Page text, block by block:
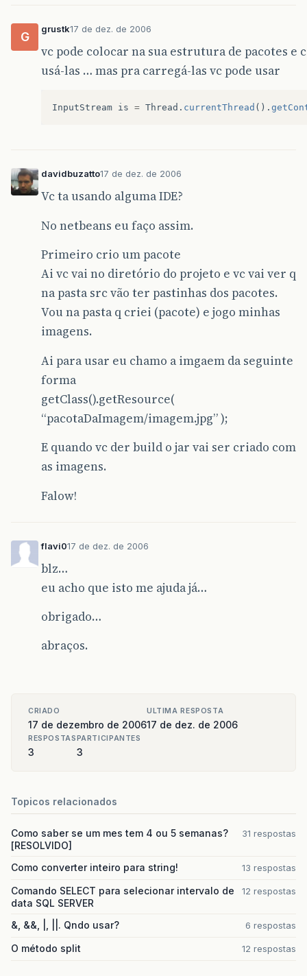
G
grustk17 de dez. de 2006
vc pode colocar na sua estrutura de pacotes e
usá-las … mas pra carregá-las vc pode usar
InputStream is = Thread . currentThread ().
davidbuzatto17 de dez. de 2006
Vc ta usando alguma IDE?
No netbeans eu faço assim.
Primeiro crio um pacote
Ai vc vai no diretório do projeto e vc vai ver q
na pasta src vão ter pastinhas dos pacotes.
Vou na pasta q criei (pacote) e jogo minhas
imagens.
Ai para usar eu chamo a imgaem da seguinte
forma
getClass().getResource(
“pacotaDaImagem/imagem.jpg” );
E quando vc der build o jar vai ser criado com
as imagens.
Falow!
flavi017 de dez. de 2006
blz…
eu acho que isto me ajuda já…
obrigado…
abraços.
CRIADO
17 de dezembro de 2006
ULTIMA RESPOSTA
17 de dez. de 2006
RESPOSTAS
3
PARTICIPANTES
3
Topicos relacionados
Como saber se um mes tem 4 ou 5 semanas?
[RESOLVIDO]
31 respostas
Como converter inteiro para string! 13 respostas
Comando SELECT para selecionar intervalo de
data SQL SERVER
12 respostas
&, &&, |, ||. Qndo usar? 6 respostas
O método split 12 respostas